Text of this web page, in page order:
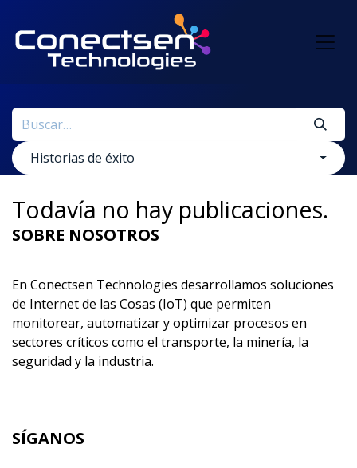
Historias de éxito
Todavía no hay publicaciones.
SOBRE NOSOTROS
En Conectsen Technologies desarrollamos soluciones
de Internet de las Cosas (IoT) que permiten
monitorear, automatizar y optimizar procesos en
sectores críticos como el transporte, la minería, la
seguridad y la industria.
SÍGANOS